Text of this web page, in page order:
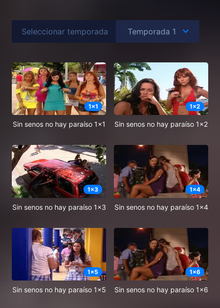
Seleccionar temporada
1x1
Sin senos no hay paraíso 1x1
1x2
Sin senos no hay paraíso 1x2
1x3
Sin senos no hay paraíso 1x3
1x4
Sin senos no hay paraíso 1x4
1x5
Sin senos no hay paraíso 1x5
1x6
Sin senos no hay paraíso 1x6